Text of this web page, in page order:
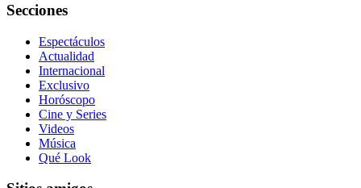
Secciones
Espectáculos
Actualidad
Internacional
Exclusivo
Horóscopo
Cine y Series
Videos
Música
Qué Look